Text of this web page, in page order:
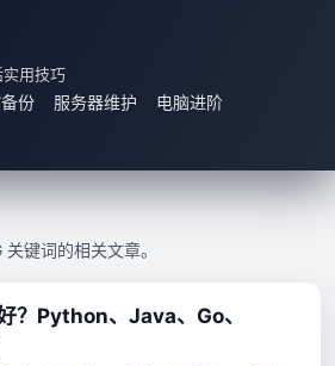
实用技巧
份 服务器维护
电脑进阶
键词的相关文章。
？Python、Java、Go、